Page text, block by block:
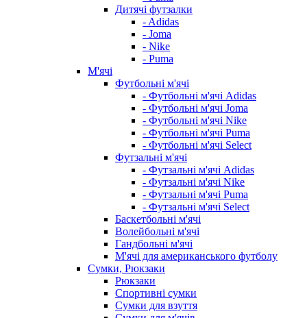
Дитячі футзалки
- Adidas
- Joma
- Nike
- Puma
М'ячі
Футбольні м'ячі
- Футбольні м'ячі Adidas
- Футбольні м'ячі Joma
- Футбольні м'ячі Nike
- Футбольні м'ячі Puma
- Футбольні м'ячі Select
Футзальні м'ячі
- Футзальні м'ячі Adidas
- Футзальні м'ячі Nike
- Футзальні м'ячі Puma
- Футзальні м'ячі Select
Баскетбольні м'ячі
Волейбольні м'ячі
Гандбольні м'ячі
М'ячі для американського футболу
Сумки, Рюкзаки
Рюкзаки
Спортивні сумки
Сумки для взуття